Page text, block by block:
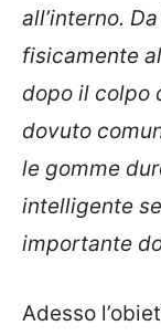
all’interno.
fisicamente
dopo il colpo
dovuto
le gomme
intelligente
importante
Adesso